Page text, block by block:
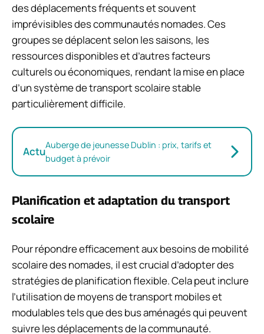
des déplacements fréquents et souvent
imprévisibles des communautés nomades. Ces
groupes se déplacent selon les saisons, les
ressources disponibles et d’autres facteurs
culturels ou économiques, rendant la mise en place
d’un système de transport scolaire stable
particulièrement difficile.
ActuAuberge de jeunesse Dublin : prix, tarifs et
budget à prévoir
Planification et adaptation du transport
scolaire
Pour répondre efficacement aux besoins de mobilité
scolaire des nomades, il est crucial d’adopter des
stratégies de planification flexible. Cela peut inclure
l’utilisation de moyens de transport mobiles et
modulables tels que des bus aménagés qui peuvent
suivre les déplacements de la communauté.